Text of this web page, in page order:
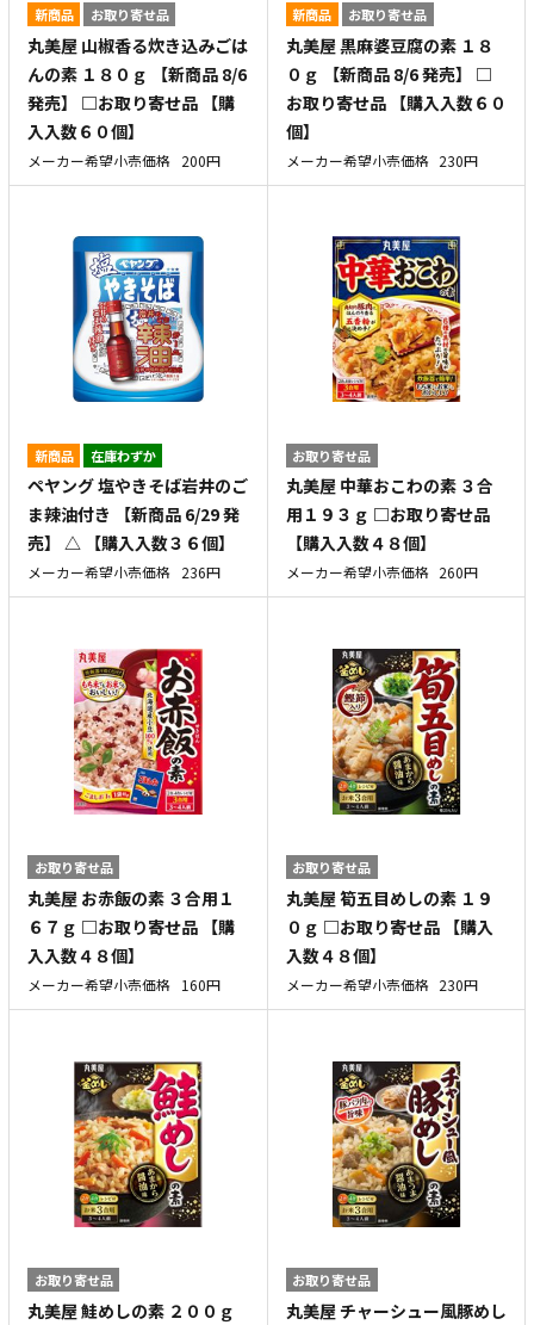
新商品 お取り寄せ品
丸美屋 山椒香る炊き込みごは
んの素 １８０ｇ 【新商品 8/6
発売】 □お取り寄せ品 【購
入入数６０個】
メーカー希望小売価格 200円
新商品 お取り寄せ品
丸美屋 黒麻婆豆腐の素 １８
０ｇ 【新商品 8/6 発売】 □
お取り寄せ品 【購入入数６０
個】
メーカー希望小売価格 230円
新商品 在庫わずか
ペヤング 塩やきそば岩井のご
ま辣油付き 【新商品 6/29 発
売】 △ 【購入入数３６個】
メーカー希望小売価格 236円
お取り寄せ品
丸美屋 中華おこわの素 ３合
用１９３ｇ □お取り寄せ品
【購入入数４８個】
メーカー希望小売価格 260円
お取り寄せ品
丸美屋 お赤飯の素 ３合用１
６７ｇ □お取り寄せ品 【購
入入数４８個】
メーカー希望小売価格 160円
お取り寄せ品
丸美屋 筍五目めしの素 １９
０ｇ □お取り寄せ品 【購入
入数４８個】
メーカー希望小売価格 230円
お取り寄せ品
丸美屋 鮭めしの素 ２００ｇ
お取り寄せ品
丸美屋 チャーシュー風豚めし